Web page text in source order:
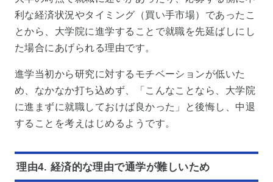
利な経済状況やタイミング（買い手市場）であったこ
とから、大学院に進学することで就職を先延ばしにし
た場合にあげられる理由です。
進学当初から研究に対するモチベーションが低いた
め、なかなか打ち込めず、「こんなことなら、大学院
に進まずに就職しておけば良かった」と後悔し、中退
することを考えはじめるようです。
理由4. 経済的な理由で通学が難しいため